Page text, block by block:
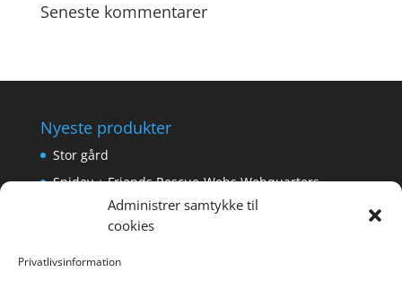
Administrer samtykke til
cookies
Privatlivsinformation
Seneste kommentarer
Nyeste produkter
Stor gård
Spidey + Friends Rescue-Webs Webquarters
Forlængerkabel til håndkontrol 2×2 m.
Pokemon Skoletaske med 4 Dele
Hyggeligt fehjem med gyldent enhjørning